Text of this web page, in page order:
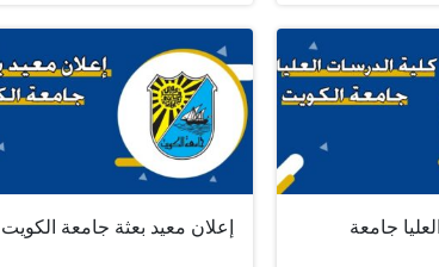
جامعة
إعلان معيد بعثة جامعة الكويت